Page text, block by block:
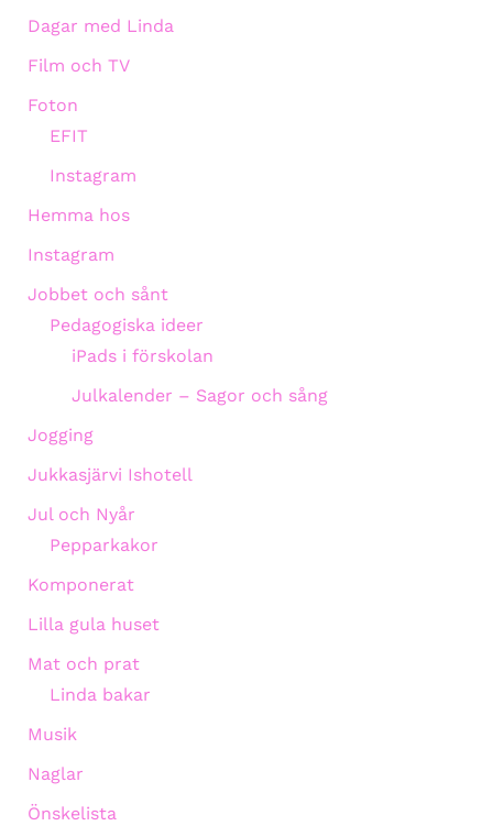
Dagar med Linda
Film och TV
Foton
EFIT
Instagram
Hemma hos
Instagram
Jobbet och sånt
Pedagogiska ideer
iPads i förskolan
Julkalender – Sagor och sång
Jogging
Jukkasjärvi Ishotell
Jul och Nyår
Pepparkakor
Komponerat
Lilla gula huset
Mat och prat
Linda bakar
Musik
Naglar
Önskelista